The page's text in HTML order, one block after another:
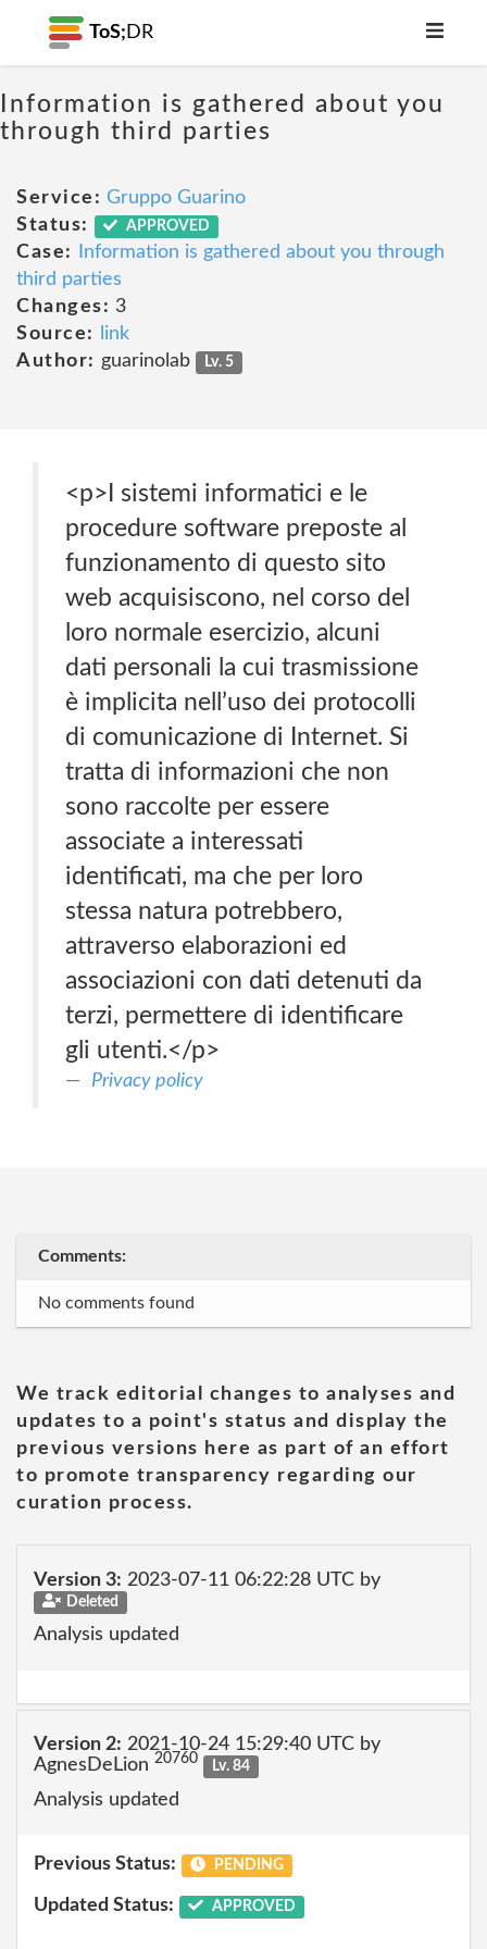
ToS; DR
Information is gathered about you
through third parties
Service: Gruppo Guarino
Status:
APPROVED
Case:
Information is gathered about you through
third parties
Changes: 3
Source:
link
Author: guarinolab Lv. 5
<p>I sistemi informatici e le
procedure software preposte al
funzionamento di questo sito
web acquisiscono, nel corso del
loro normale esercizio, alcuni
dati personali la cui trasmissione
è implicita nell’uso dei protocolli
di comunicazione di Internet. Si
tratta di informazioni che non
sono raccolte per essere
associate a interessati
identificati, ma che per loro
stessa natura potrebbero,
attraverso elaborazioni ed
associazioni con dati detenuti da
terzi, permettere di identificare
gli utenti.</p>
Privacy policy
Comments:
No comments found
We track editorial changes to analyses and
updates to a point's status and display the
previous versions here as part of an effort
to promote transparency regarding our
curation process.
Version 3: 2023-07-11 06:22:28 UTC by
Deleted
Analysis updated
Version 2: 2021-10-24 15:29:40 UTC by
AgnesDeLion 20760 Lv. 84
Analysis updated
Previous Status: PENDING
Updated Status: APPROVED